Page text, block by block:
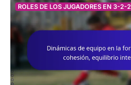
ROLES DE LOS JUGADORES EN 3-2-